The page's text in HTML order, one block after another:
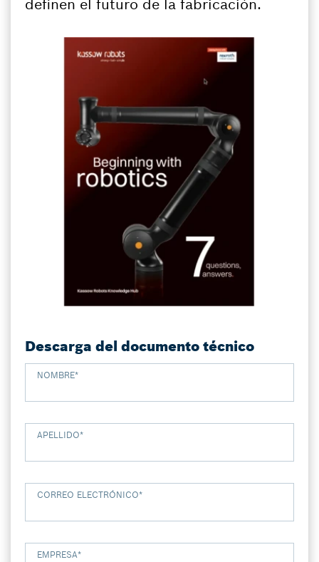
definen el futuro de la fabricación.
Descarga del documento técnico
NOMBRE*
APELLIDO*
CORREO ELECTRÓNICO*
EMPRESA*